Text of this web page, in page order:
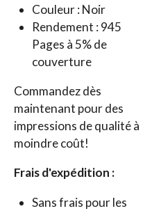
Couleur : Noir
Rendement : 945
Pages à 5% de
couverture
Commandez dès
maintenant pour des
impressions de qualité à
moindre coût!
Frais d'expédition :
Sans frais pour les